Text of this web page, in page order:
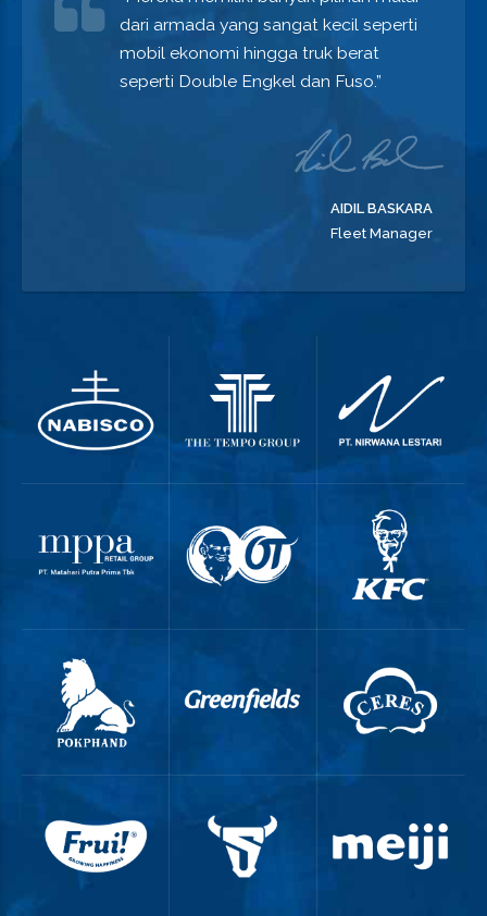
dari armada yang sangat kecil seperti
mobil ekonomi hingga truk berat
seperti Double Engkel dan Fuso.”
AIDIL BASKARA
Fleet Manager